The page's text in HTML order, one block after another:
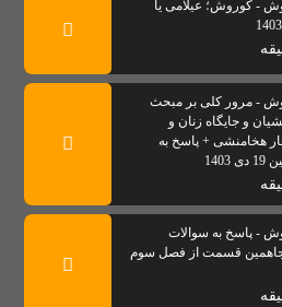
- کوروش؛ عیلامی یا
- مرور کلی بر مبحث
و جایگاه زنان و
هخامنشی + پاسخ به
- پاسخ به سوالات
قسمت از فصل سوم